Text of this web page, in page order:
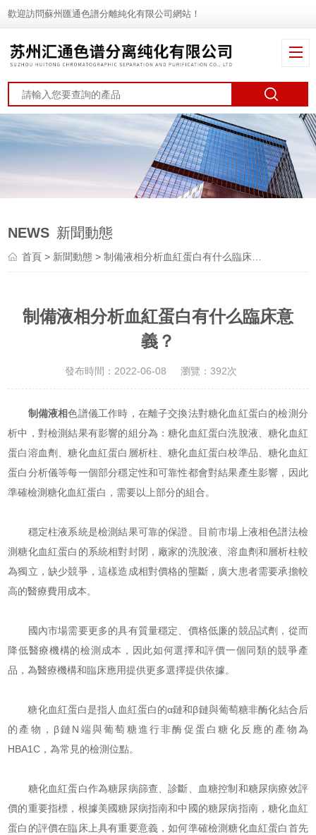
歡迎訪問蘇州匯通色譜分離純化有限公司網站！
NEWS 新聞動態
首頁 > 新聞動態 > 制備液相分析血紅蛋白有什么臨床意義？
制備液相分析血紅蛋白有什么臨床意
義？
發布時間：2022-06-08 瀏覽：392次
制備液相色譜儀工作時，在離子交換法對糖化血紅蛋白的檢測分
析中，對檢測結果有影響的組分為：糖化血紅蛋白洗脫液、糖化血紅
蛋白溶血劑、糖化血紅蛋白層析柱、糖化血紅蛋白校準品、糖化血紅
蛋白分析儀等每一個部分穩定性和可靠性都會對結果產生影響，因此
準確檢測糖化血紅蛋白，需要以上部分的組合。
穩定柱液系統是檢測結果可靠的保證。目前市場上液相色譜法檢
測糖化血紅蛋白的系統相對封閉，廠家的洗脫液、溶血劑和層析柱較
為獨立，缺少競爭，這樣造成相對價格的壟斷，廣大患者需要承擔較
高的醫療費用成本。
國內市場需要更多的具有質量穩定、價格低廉的競品試劑，從而
降低醫療機構的檢測成本，因此如何選擇和評價一個同類的競爭產
品，為醫療機構和臨床應用提供更多選擇提供依據。
糖化血紅蛋白是指人血紅蛋白的α鏈和β鏈與葡萄糖非酶化結合后
的產物，β鏈N端與葡萄糖進行非酶促蛋白糖化反應的產物為
HBA1C，為常見的檢測位點。
糖化血紅蛋白作為糖尿病篩查、診斷、血糖控制和糖尿病療效評
價的重要指標，根據美國糖尿病指南和中國的糖尿病指南，糖化血紅
蛋白的評價在臨床上具有重要意義，如何準確檢測糖化血紅蛋白首先